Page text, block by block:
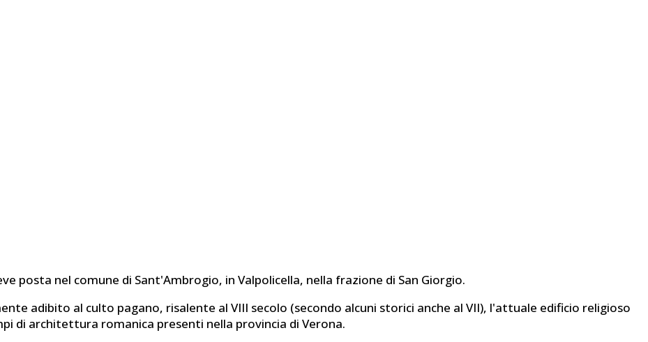
posta nel comune di Sant'Ambrogio, in Valpolicella, nella frazione di San Giorgio.
adibito al culto pagano, risalente al VIII secolo (secondo alcuni storici anche al VII), l'attuale edificio religioso
di architettura romanica presenti nella provincia di Verona.